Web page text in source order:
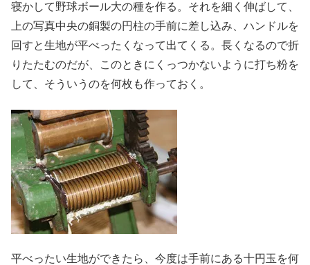
寝かして野球ボール大の種を作る。それを細く伸ばして、
上の写真中央の銅製の円柱の手前に差し込み、ハンドルを
回すと生地が平べったくなって出てくる。長くなるので折
りたたむのだが、このときにくっつかないように打ち粉を
して、そういうのを何枚も作っておく。
平べったい生地ができたら、今度は手前にある十円玉を何